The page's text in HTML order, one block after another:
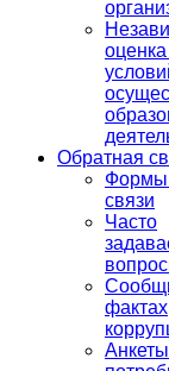
оценка
Обратная
Формы
связи
Часто
фактах